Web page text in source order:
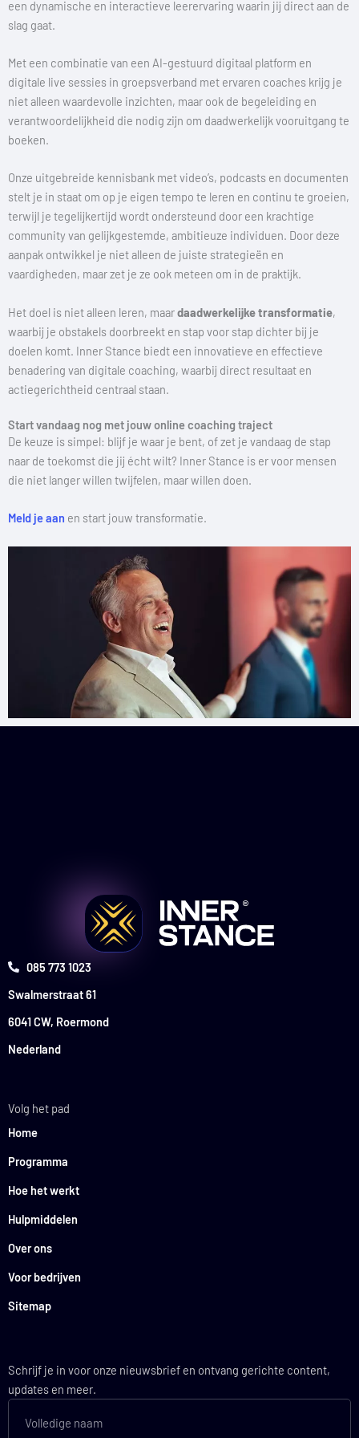
een dynamische en interactieve leerervaring waarin jij direct aan de
slag gaat.
Met een combinatie van een AI-gestuurd digitaal platform en
digitale live sessies in groepsverband met ervaren coaches krijg je
niet alleen waardevolle inzichten, maar ook de begeleiding en
verantwoordelijkheid die nodig zijn om daadwerkelijk vooruitgang te
boeken.
Onze uitgebreide kennisbank met video’s, podcasts en documenten
stelt je in staat om op je eigen tempo te leren en continu te groeien,
terwijl je tegelijkertijd wordt ondersteund door een krachtige
community van gelijkgestemde, ambitieuze individuen. Door deze
aanpak ontwikkel je niet alleen de juiste strategieën en
vaardigheden, maar zet je ze ook meteen om in de praktijk.
Het doel is niet alleen leren, maardaadwerkelijke transformatie,
waarbij je obstakels doorbreekt en stap voor stap dichter bij je
doelen komt. Inner Stance biedt een innovatieve en effectieve
benadering van digitale coaching, waarbij direct resultaat en
actiegerichtheid centraal staan.
Start vandaag nog met jouw online coaching traject
De keuze is simpel: blijf je waar je bent, of zet je vandaag de stap
naar de toekomst die jij écht wilt? Inner Stance is er voor mensen
die niet langer willen twijfelen, maar willen doen.
Meld je aan en start jouw transformatie.
085 773 1023
Swalmerstraat 61
6041 CW, Roermond
Nederland
Volg het pad
Home
Programma
Hoe het werkt
Hulpmiddelen
Over ons
Voor bedrijven
Sitemap
Schrijf je in voor onze nieuwsbrief en ontvang gerichte content,
updates en meer.